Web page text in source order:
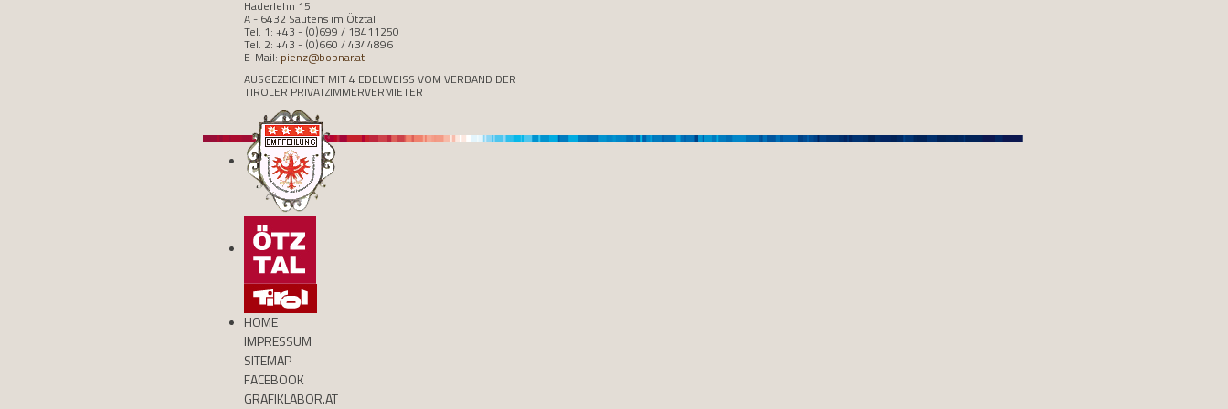
Haderlehn 15
A - 6432 Sautens im Ötztal
Tel. 1: +43 - (0)699 / 18411250
Tel. 2: +43 - (0)660 / 4344896
E-Mail: pienz@bobnar.at
AUSGEZEICHNET MIT 4 EDELWEISS VOM VERBAND DER
TIROLER PRIVATZIMMERVERMIETER
HOME
IMPRESSUM
SITEMAP
FACEBOOK
GRAFIKLABOR.AT